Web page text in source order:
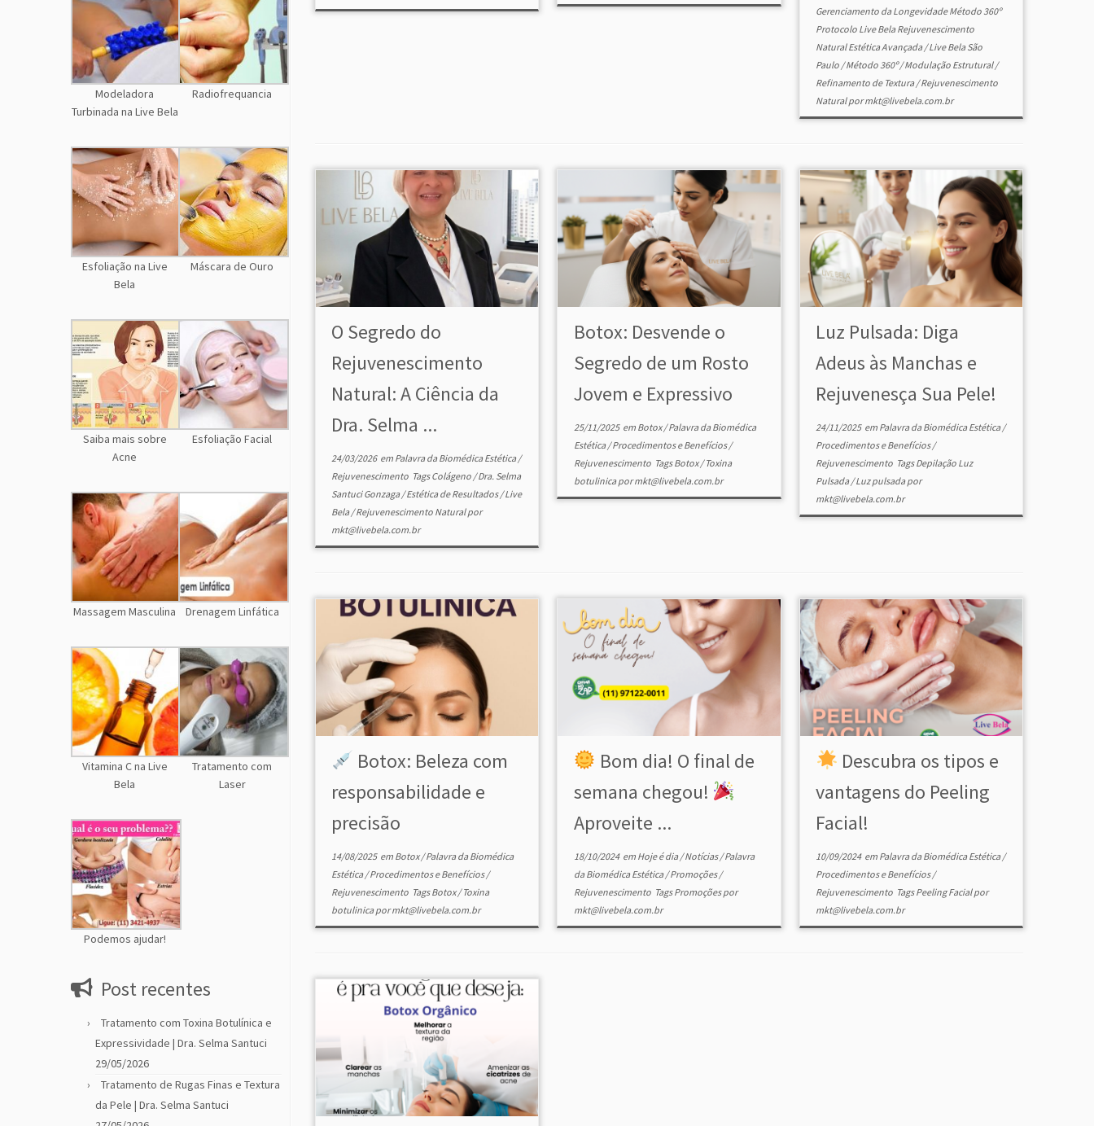
Modeladora
Turbinada na Live Bela
Radiofrequancia
Esfoliação na Live
Bela
Máscara de Ouro
Saiba mais sobre
Acne
Esfoliação Facial
Massagem Masculina Drenagem Linfática
Vitamina C na Live
Bela
Tratamento com
Laser
Podemos ajudar!
Post recentes
Tratamento com Toxina Botulínica e
Expressividade | Dra. Selma Santuci
29/05/2026
Tratamento de Rugas Finas e Textura
da Pele | Dra. Selma Santuci
Gerenciamento da Longevidade Método 360º
Protocolo Live Bela Rejuvenescimento
Natural Estética Avançada/Live Bela São
Paulo /Método 360º/Modulação Estrutural/
Refinamento de Textura/Rejuvenescimento
Naturalpormkt@livebela.com.br
O Segredo do
Rejuvenescimento
Natural: A Ciência da
Dra. Selma ...
24/03/2026em Palavra da Biomédica Estética/
Rejuvenescimento TagsColágeno /Dra. Selma
Santuci Gonzaga/Estética de Resultados/Live
Bela/Rejuvenescimento Naturalpor
mkt@livebela.com.br
Botox: Desvende o
Segredo de um Rosto
Jovem e Expressivo
25/11/2025em Botox/Palavra da Biomédica
Estética/Procedimentos e Benefícios/
Rejuvenescimento TagsBotox/Toxina
botulinicapormkt@livebela.com.br
Luz Pulsada: Diga
Adeus às Manchas e
Rejuvenesça Sua Pele!
24/11/2025em Palavra da Biomédica Estética/
Procedimentos e Benefícios/
Rejuvenescimento TagsDepilação Luz
Pulsada/Luz pulsadapor
mkt@livebela.com.br
Botox: Beleza com
responsabilidade e
precisão
14/08/2025em Botox/Palavra da Biomédica
Estética/Procedimentos e Benefícios/
Rejuvenescimento TagsBotox/Toxina
botulinicapormkt@livebela.com.br
Bom dia! O final de
semana chegou!
Aproveite ...
18/10/2024em Hoje é dia/Notícias/Palavra
da Biomédica Estética/Promoções/
Rejuvenescimento TagsPromoçõespor
mkt@livebela.com.br
Descubra os tipos e
vantagens do Peeling
Facial!
10/09/2024em Palavra da Biomédica Estética/
Procedimentos e Benefícios/
Rejuvenescimento TagsPeeling Facialpor
mkt@livebela.com.br